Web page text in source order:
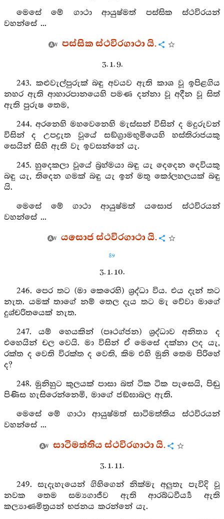
මෙසේ මේ ගාථා ආයුෂ්මත් පස්සික ස්ථවිරයන්
වහන්සේ ...
පස්සික ස්ථවිරගාථා යි.
3. 1. 9.
243. කළුවැල්පුරුක් බඳු අවයව ඇති කාශ වූ ඉපිළගිය
නහර ඇති ආහාරපානයෙහි පමණ දන්නා වූ අදීන වූ සිත්
ඇති පුරුෂ තෙම,
244. අරනෙහි මහවෙනෙහි මැස්සන් විසින් ද මදුරුවන්
විසින් ද උපද්‍රැත වූයේ සඞ්ග්‍රාමභුමියෙහි හස්තිරාජයකු
සෙයින් සිහි ඇති වැ ඉවසන්නේ යැ.
245. හුදෙකලා වූයේ බ්‍රහ්මයා බඳු යැ දෙදෙන දෙවියකු
බඳු යැ, තිදෙන ගමක් බඳු යැ ඉන් මතු කෝලහලයක් බඳු
යි.
මෙසේ මේ ගාථා ආයුෂ්මත් යසොජ ස්ථවිරයන්
වහන්සේ ...
යසොජ ස්ථවිරගාථා යි.
89
3. 1. 10.
246. පෙර තට (මා කෙරෙහි) ශ්‍රද්ධා විය. එය දැන් තට
නැත. යමක් තාගේ නම් තෙල දැය තට මැ වේවා මාගේ
දුශ්චරිතයෙක් නැත.
247. යම් හෙයකින් (පෘථග්ජන) ශ්‍රද්ධාව අනිත්‍ය ද
එහෙයින් චල වෙයි. මා විසින් ඒ මෙසේ දක්නා ලද යැ,
රක්ත ද වෙති විරක්ත ද වෙති, කිම එහි මුනි තෙම පිරිහේ
ද?
248. මුනිහුට කුලයක් පාසා බත් ටික ටික පැසෙයි, පිඬු
පිණිස හැසිරෙන්නෙමි, මාගේ ජඞ්ඝාබල ඇති.
මෙසේ මේ ගාථා ආයුෂ්මත් සාටිමත්තිය ස්ථවිරයන්
වහන්සේ ...
සාටිමත්තිය ස්ථවිරගාථා යි.
3. 1. 11.
249. සැදැහැයෙන් ගිහිගෙන් නික්මැ අලුතැ පැවිදි වූ
නවක තෙම සම්‍යගාජීව ඇති ආරබ්ධවීර්‍ය්‍ය ඇති
කල්‍යාණමිත්‍රයන් භජනය කරන්නේ යැ.